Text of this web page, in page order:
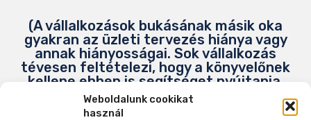
Weboldalunk cookikat
használ
(A vállalkozások bukásának másik oka
gyakran az üzleti tervezés hiánya vagy
annak hiányosságai. Sok vállalkozás
tévesen feltételezi, hogy a könyvelőnek
kellene ebben is segítséget nyújtania.
Fontos tudni, hogy ez nem tartozik a
könyvelők feladatai közé! A